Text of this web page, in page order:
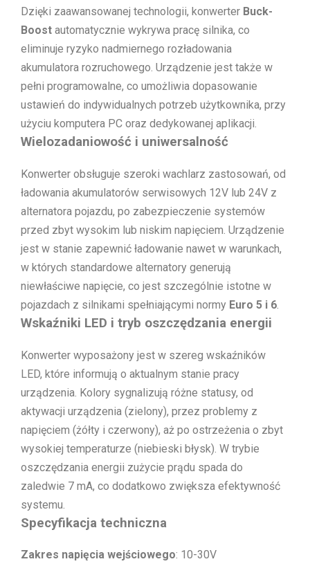
Dzięki zaawansowanej technologii, konwerter Buck-
Boost automatycznie wykrywa pracę silnika, co
eliminuje ryzyko nadmiernego rozładowania
akumulatora rozruchowego. Urządzenie jest także w
pełni programowalne, co umożliwia dopasowanie
ustawień do indywidualnych potrzeb użytkownika, przy
użyciu komputera PC oraz dedykowanej aplikacji.
Wielozadaniowość i uniwersalność
Konwerter obsługuje szeroki wachlarz zastosowań, od
ładowania akumulatorów serwisowych 12V lub 24V z
alternatora pojazdu, po zabezpieczenie systemów
przed zbyt wysokim lub niskim napięciem. Urządzenie
jest w stanie zapewnić ładowanie nawet w warunkach,
w których standardowe alternatory generują
niewłaściwe napięcie, co jest szczególnie istotne w
pojazdach z silnikami spełniającymi normy Euro 5 i 6.
Wskaźniki LED i tryb oszczędzania energii
Konwerter wyposażony jest w szereg wskaźników
LED, które informują o aktualnym stanie pracy
urządzenia. Kolory sygnalizują różne statusy, od
aktywacji urządzenia (zielony), przez problemy z
napięciem (żółty i czerwony), aż po ostrzeżenia o zbyt
wysokiej temperaturze (niebieski błysk). W trybie
oszczędzania energii zużycie prądu spada do
zaledwie 7 mA, co dodatkowo zwiększa efektywność
systemu.
Specyfikacja techniczna
Zakres napięcia wejściowego: 10-30V